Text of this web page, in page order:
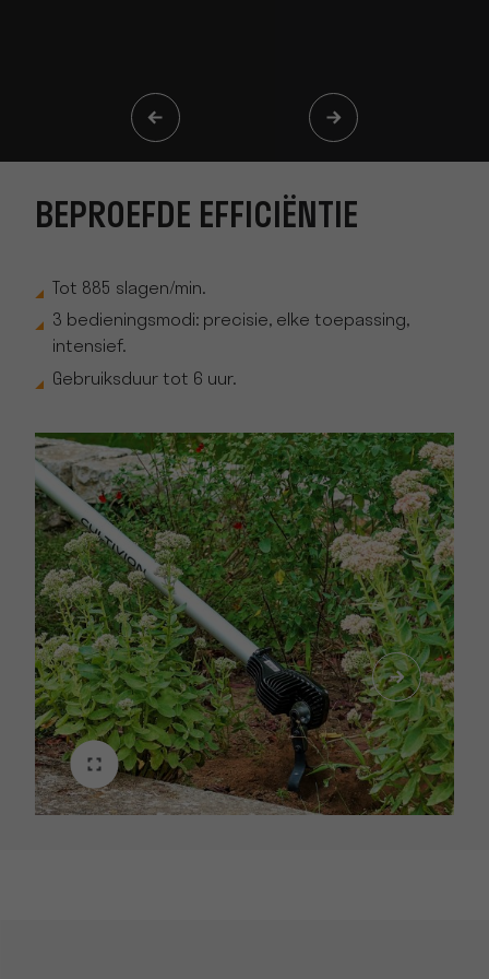
BEPROEFDE EFFICIËNTIE
Tot 885 slagen/min.
3 bedieningsmodi: precisie, elke toepassing,
intensief.
Gebruiksduur tot 6 uur.